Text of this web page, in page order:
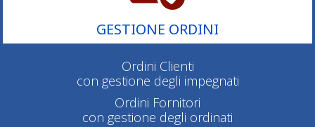
GESTIONE ORDINI
Ordini Clienti
con gestione degli impegnati
Ordini Fornitori
con gestione degli ordinati